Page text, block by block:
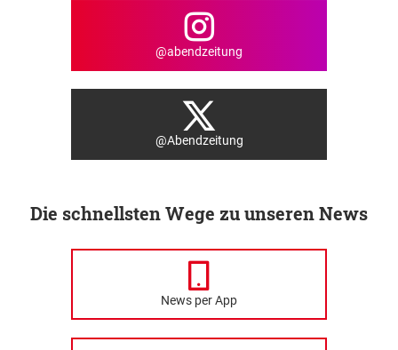
@abendzeitung
@Abendzeitung
Die schnellsten Wege zu unseren News
News per App